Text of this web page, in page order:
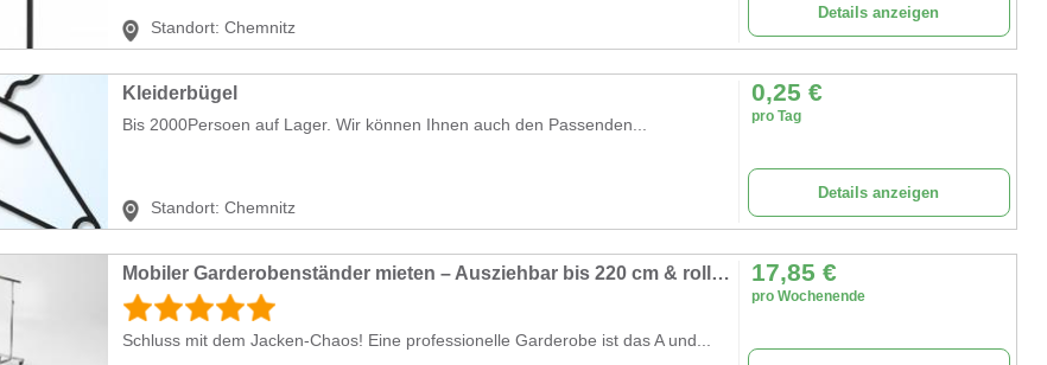
Standort: Chemnitz
Details anzeigen
Kleiderbügel
Bis 2000Persoen auf Lager. Wir können Ihnen auch den Passenden...
Standort: Chemnitz
0,25 €
pro Tag
Details anzeigen
Mobiler Garderobenständer mieten – Ausziehbar bis 220 cm & rollbar
Schluss mit dem Jacken-Chaos! Eine professionelle Garderobe ist das A und...
17,85 €
pro Wochenende